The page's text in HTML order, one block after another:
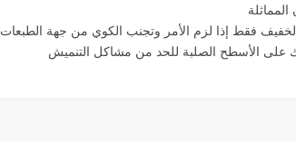
فقط إذا لزم الأمر وتجنب الكوي من جهة الطبعات
على الأسطح الصلبة للحد من مشاكل التنميش